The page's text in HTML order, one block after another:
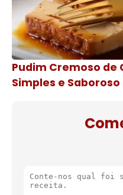
Pudim Cremoso de
Simples e Saboroso